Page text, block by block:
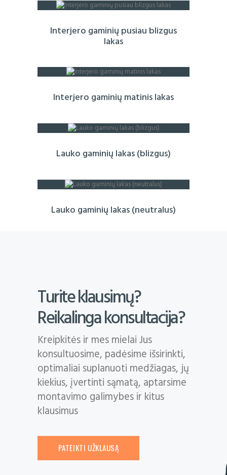
Interjero gaminių pusiau blizgus
lakas
Interjero gaminių matinis lakas
Lauko gaminių lakas (blizgus)
Lauko gaminių lakas (neutralus)
Turite klausimų?
Reikalinga konsultacija?
Kreipkitės ir mes mielai Jus
konsultuosime, padėsime išsirinkti,
optimaliai suplanuoti medžiagas, jų
kiekius, įvertinti sąmatą, aptarsime
montavimo galimybes ir kitus
klausimus
PATEIKTI UŽKLAUSĄ